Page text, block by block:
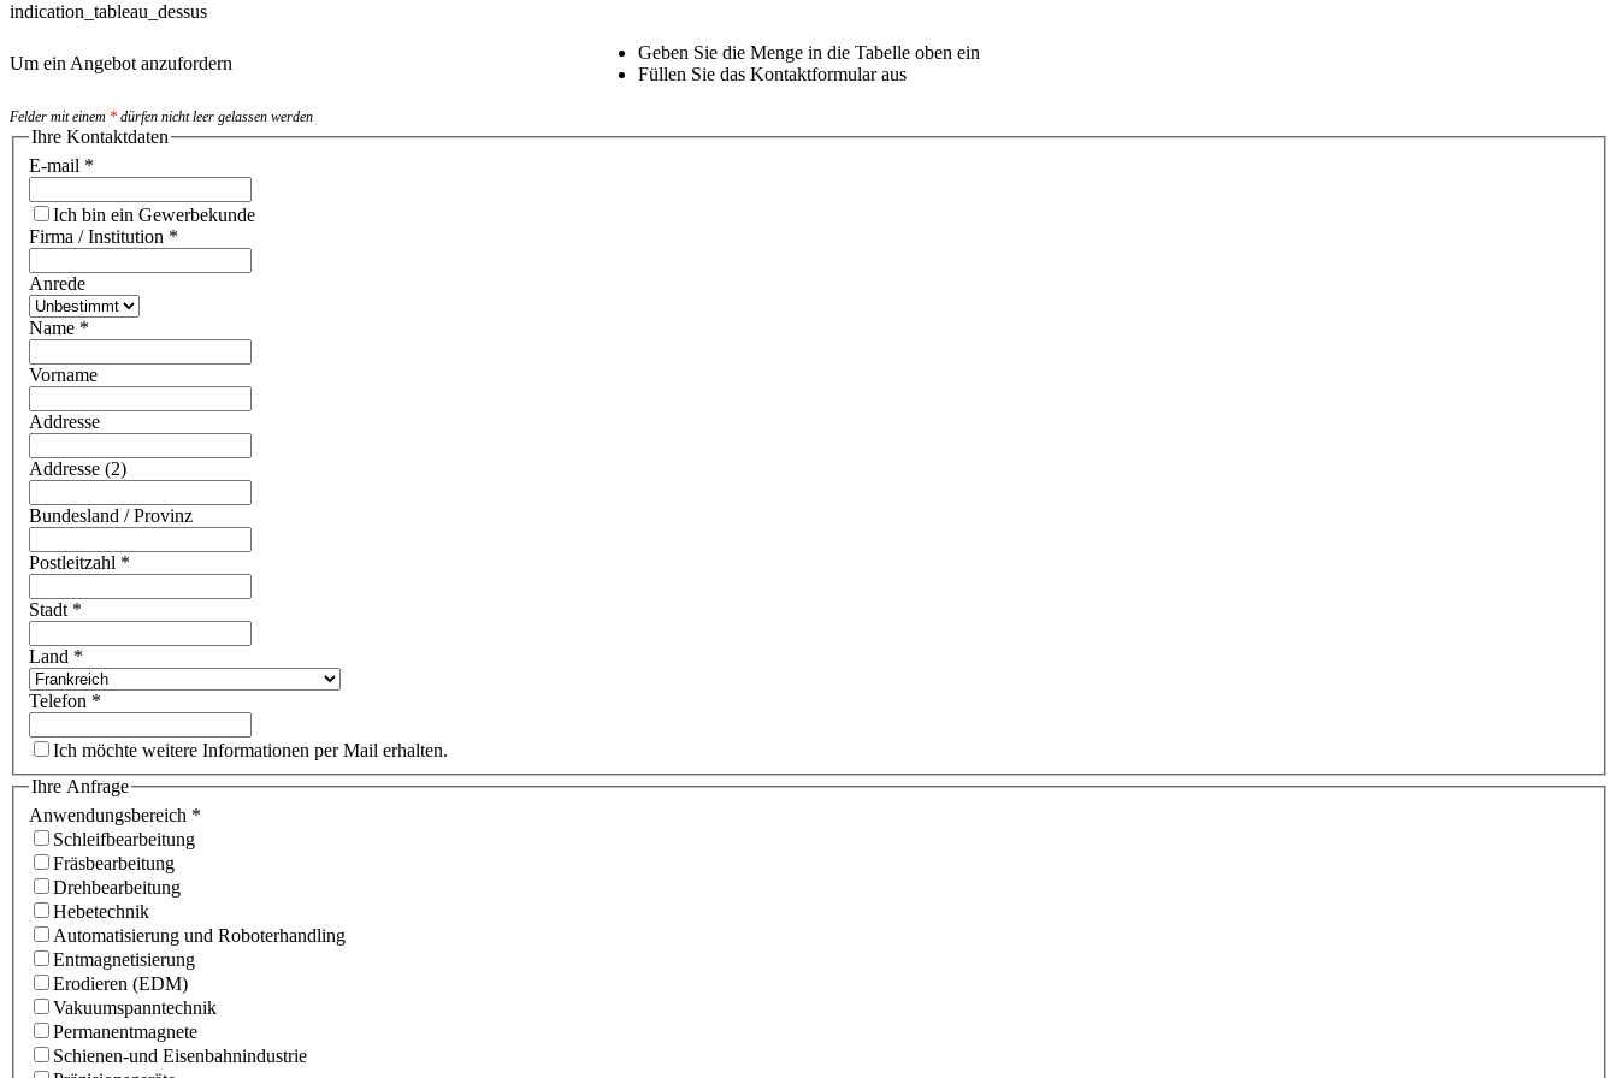
indication_tableau_dessus
Um ein Angebot anzufordern
Geben Sie die Menge in die Tabelle oben ein
Füllen Sie das Kontaktformular aus
Felder mit einem * dürfen nicht leer gelassen werden
Ihre Kontaktdaten
E-mail *
Ich bin ein Gewerbekunde
Firma / Institution *
Anrede
Name *
Vorname
Addresse
Addresse (2)
Bundesland / Provinz
Postleitzahl *
Stadt *
Land *
Telefon *
Ich möchte weitere Informationen per Mail erhalten.
Ihre Anfrage
Anwendungsbereich *
Schleifbearbeitung
Fräsbearbeitung
Drehbearbeitung
Hebetechnik
Automatisierung und Roboterhandling
Entmagnetisierung
Erodieren (EDM)
Vakuumspanntechnik
Permanentmagnete
Schienen-und Eisenbahnindustrie